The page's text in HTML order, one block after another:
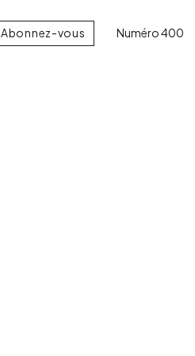
Abonnez-vous Numéro 400